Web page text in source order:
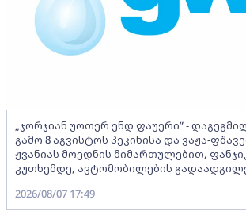
„ჯორჯიან უოთერ ენდ ფაუერი” -
გამო 8 აგვისტოს პეკინისა და ვაჟა-
ჟვანიას მოედნის მიმართულებით,
კუთხემდე, ავტომობილების
2026/08/07 17:49